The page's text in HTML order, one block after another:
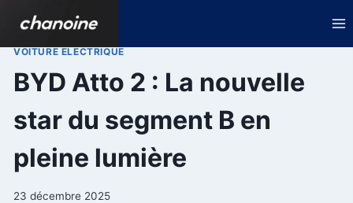
contenu
VOITURE ELECTRIQUE
BYD Atto 2 : La nouvelle
star du segment B en
pleine lumière
23 décembre 2025